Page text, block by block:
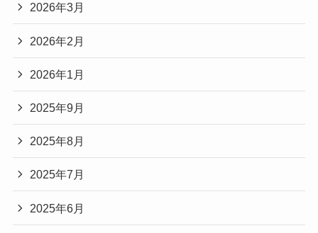
2026年3月
2026年2月
2026年1月
2025年9月
2025年8月
2025年7月
2025年6月